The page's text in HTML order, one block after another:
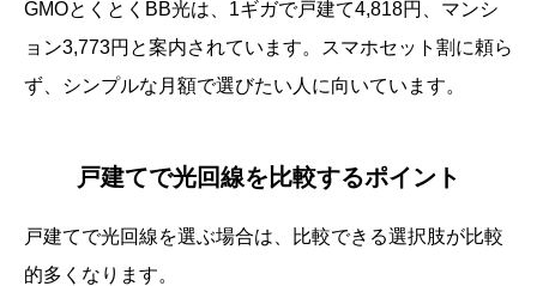
GMOとくとくBB光は、1ギガで戸建て4,818円、マンシ
ョン3,773円と案内されています。スマホセット割に頼ら
ず、シンプルな月額で選びたい人に向いています。
戸建てで光回線を比較するポイント
戸建てで光回線を選ぶ場合は、比較できる選択肢が比較
的多くなります。